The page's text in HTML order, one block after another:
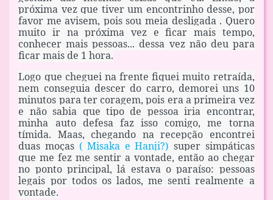
próxima vez que tiver um encontrinho desse, por
favor me avisem, pois sou meia desligada . Quero
muito ir na próxima vez e ficar mais tempo,
conhecer mais pessoas... dessa vez não deu para
ficar mais de 1 hora.
Logo que cheguei na frente fiquei muito retraída,
nem conseguia descer do carro, demorei uns 10
minutos para ter coragem, pois era a primeira vez
e não sabia que tipo de pessoa iria encontrar,
minha auto defesa faz isso comigo, me torna
tímida. Maas, chegando na recepção encontrei
duas moças ( Misaka e Hanji?)super simpáticas
que me fez me sentir a vontade, então ao chegar
no ponto principal, lá estava o paraíso: pessoas
legais por todos os lados, me senti realmente a
vontade.